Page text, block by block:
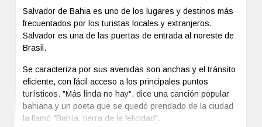
Salvador de Bahia es uno de los lugares y destinos más
frecuentados por los turistas locales y extranjeros.
Salvador es una de las puertas de entrada al noreste de
Brasil.
Se caracteriza por sus avenidas son anchas y el tránsito
eficiente, con fácil acceso a los principales puntos
turísticos. "Más linda no hay", dice una canción popular
bahiana y un poeta que se quedó prendado de la ciudad
la llamó "Bahía, tierra de la felicidad".